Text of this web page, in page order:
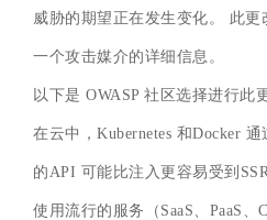
威胁的期望正在发生变化。 此更
一个攻击媒介的详细信息。
以下是 OWASP 社区选择进行此
在云中，Kubernetes 和Docker
的API 可能比注入更容易受到
使用流行的服务（SaaS、PaaS、